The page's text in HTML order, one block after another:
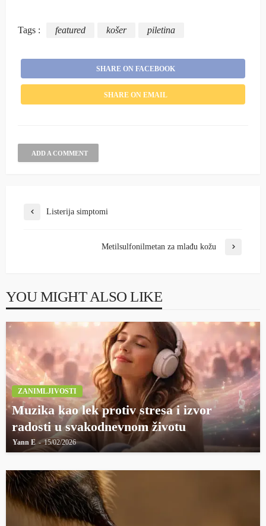
Tags : featured košer piletina
SHARE ON FACEBOOK
SHARE ON EMAIL
ADD A COMMENT
Listerija simptomi
Metilsulfonilmetan za mlađu kožu
YOU MIGHT ALSO LIKE
ZANIMLJIVOSTI
Muzika kao lek protiv stresa i izvor
radosti u svakodnevnom životu
Yann E 15/02/2026